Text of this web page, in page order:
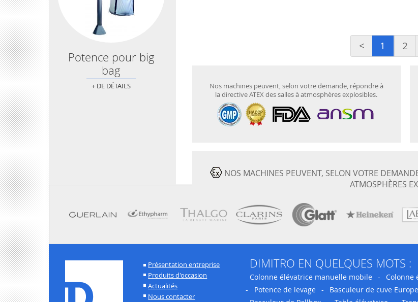
Potence pour big
bag
+ DE DÉTAILS
< 1 2
Nos machines peuvent, selon votre demande, répondre à
la directive ATEX des salles à atmosphères explosibles.
NOS MACHINES PEUVENT, SELON VOTRE
ATMOSPHÈRES
Présentation entreprise
Produits d'occasion
Actualités
Nous contacter
DIMITRO EN QUELQUES MOTS :
Colonne élévatrice manuelle mobile - Colonne
-
Potence de levage - Basculeur de cuve Europe